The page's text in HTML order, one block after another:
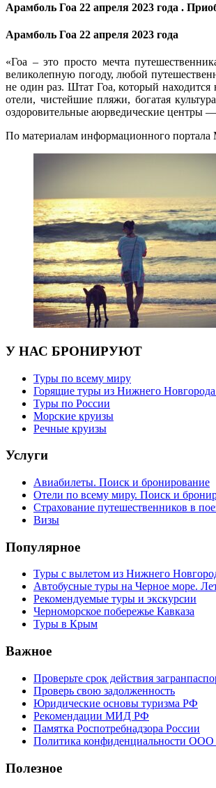
Арамболь Гоа 22 апреля 2023 года .
Арамболь Гоа 22 апреля 2023 года
«Гоа – это просто мечта
великолепную погоду, любой
не один раз. Штат Гоа, который
отели, чистейшие пляжи, богатая
оздоровительные аюрведические центры
По материалам информационного
У НАС БРОНИРУЮТ
Туры по всему миру
Горящие туры из Нижнего
Туры по России
Морские круизы
Речные круизы
Услуги
Авиабилеты. Поиск и бронирование
Отели по всему миру. Поиск и
Страхование путешественников в
Визы
Популярное
Туры с вылетом из Нижнего
Автобусные туры на Черное море.
Рекомендуемые туры и экскурсии
Черноморское побережье Кавказа
Туры в Крым
Важное
Проверьте срок действия
Проверь свою задолженность
Юридические основы туризма РФ
Рекомендации МИД РФ
Памятка Роспотребнадзора России
Политика конфиденциальности
Полезное